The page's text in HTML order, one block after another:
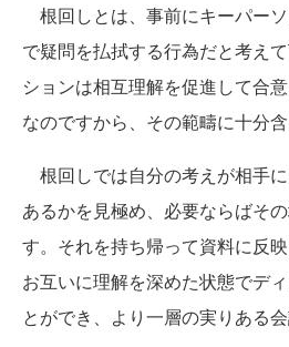
根回しとは、事前にキーパー
で疑問を払拭する行為だと考え
ションは相互理解を促進して合
なのですから、その範疇に十分含
根回しでは自分の考えが相手
あるかを見極め、必要ならばそ
す。それを持ち帰って資料に反映
お互いに理解を深めた状態でデ
とができ、より一層の実りある会